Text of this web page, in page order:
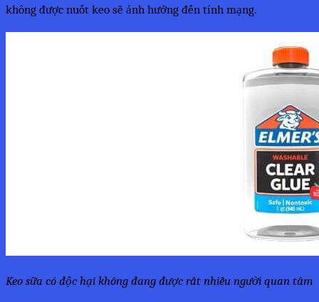
không được nuốt keo sẽ ảnh hưởng đến tính mạng.
Keo sữa có độc hại không đang được rất nhiều người quan tâm